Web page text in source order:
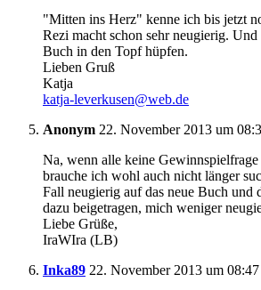
"Mitten ins Herz" kenne ich bis jetzt
Rezi macht schon sehr neugierig.
Buch in den Topf hüpfen.
Lieben Gruß
Katja
katja-leverkusen@web.de
Anonym 22. November 2013 um
Na, wenn alle keine Gewinnspielfrage
brauche ich wohl auch nicht länger
Fall neugierig auf das neue Buch und
dazu beigetragen, mich weniger
Liebe Grüße,
IraWIra (LB)
Inka89 22. November 2013 um